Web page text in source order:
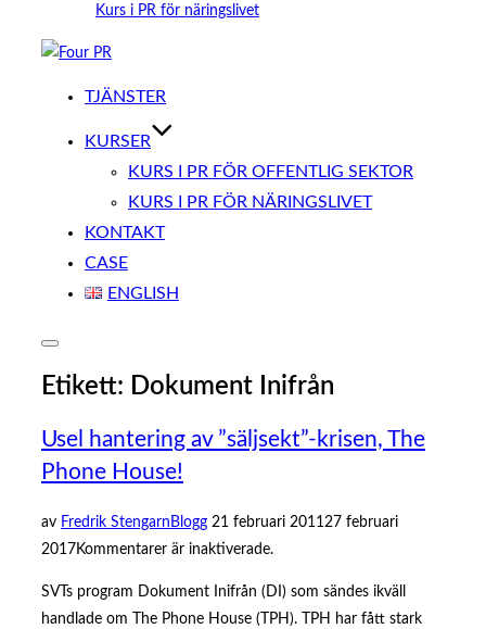
Kurs i PR för näringslivet
Hoppa
TJÄNSTER
KURSER
KURS I PR FÖR OFFENTLIG SEKTOR
KURS I PR FÖR NÄRINGSLIVET
KONTAKT
CASE
ENGLISH
Slå
sidopanel
Etikett: Dokument Inifrån
Usel hantering av ”säljsekt”-krisen, The
Phone House!
av Fredrik Stengarn BloggPublicerat
den
21 februari 201127 februari
2017Kommentarer är inaktiverade.
SVTs program Dokument Inifrån (DI) som sändes ikväll
handlade om The Phone House (TPH). TPH har fått stark